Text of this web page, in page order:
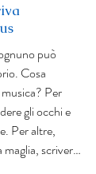
può
Cosa
Per
gli occhi e
Per altre,
scrivere,